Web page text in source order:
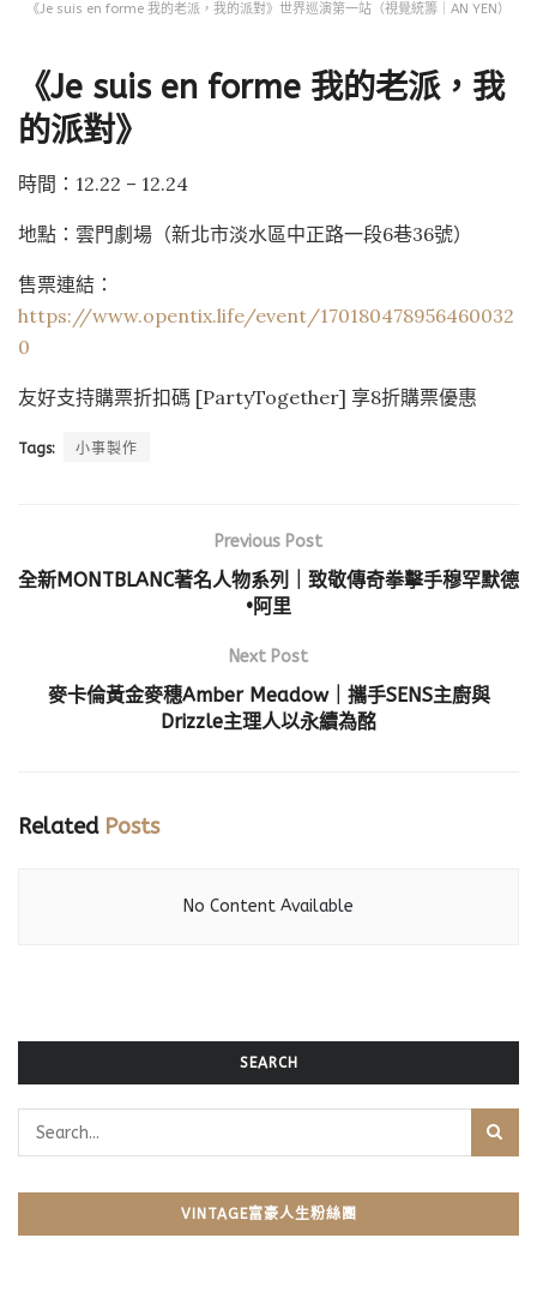
《Je suis en forme 我的老派，我的派對》世界巡演第一站（視覺統籌｜AN YEN）
《Je suis en forme 我的老派，我
的派對》
時間：12.22 – 12.24
地點：雲門劇場（新北市淡水區中正路一段6巷36號）
售票連結：
https://www.opentix.life/event/170180478956460032
0
友好支持購票折扣碼 [PartyTogether] 享8折購票優惠
Tags: 小事製作
Previous Post
全新MONTBLANC著名人物系列｜致敬傳奇拳擊手穆罕默德
•阿里
Next Post
麥卡倫黃金麥穗Amber Meadow｜攜手SENS主廚與
Drizzle主理人以永續為酩
RelatedPosts
No Content Available
SEARCH
VINTAGE富豪人生粉絲團